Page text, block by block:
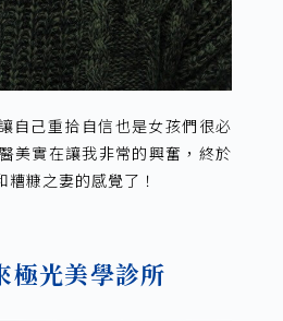
自己重拾自信也是女孩們很必
美實在讓我非常的興奮，終於
糠之妻的感覺了！
極光美學診所